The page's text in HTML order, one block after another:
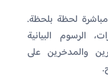
لحظة بلحظة.
البيانية
على